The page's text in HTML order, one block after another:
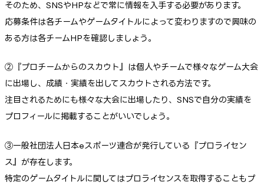
そのため、SNSやHPなどで常に情報を入手する必要があります。
応募条件は各チームやゲームタイトルによって変わりますので興味の
ある方は各チームHPを確認しましょう。
②『プロチームからのスカウト』は個人やチームで様々なゲーム大会
に出場し、成績・実績を出してスカウトされる方法です。
注目されるためにも様々な大会に出場したり、SNSで自分の実績を
プロフィールに掲載することがいいでしょう。
③一般社団法人日本eスポーツ連合が発行している『プロライセン
ス』が存在します。
特定のゲームタイトルに関してはプロライセンスを取得することもプ